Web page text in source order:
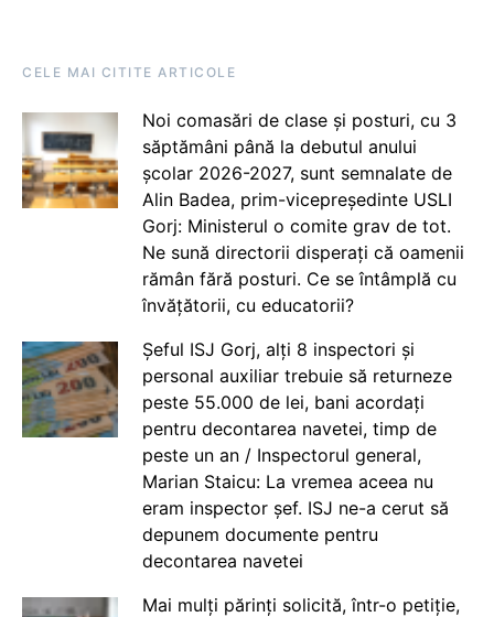
CELE MAI CITITE ARTICOLE
Noi comasări de clase și posturi, cu 3
săptămâni până la debutul anului
școlar 2026-2027, sunt semnalate de
Alin Badea, prim-vicepreședinte USLI
Gorj: Ministerul o comite grav de tot.
Ne sună directorii disperați că oamenii
rămân fără posturi. Ce se întâmplă cu
învățătorii, cu educatorii?
Șeful ISJ Gorj, alți 8 inspectori și
personal auxiliar trebuie să returneze
peste 55.000 de lei, bani acordați
pentru decontarea navetei, timp de
peste un an / Inspectorul general,
Marian Staicu: La vremea aceea nu
eram inspector șef. ISJ ne-a cerut să
depunem documente pentru
decontarea navetei
Mai mulți părinți solicită, într-o petiție,